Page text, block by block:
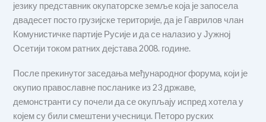
језику представник окупаторске земље која је запосела
двадесет посто грузијске територије, да је Гаврилов члан
Комунистичке партије Русије и да се налазио у Јужној
Осетији током ратних дејстава 2008. године.
После прекинутог заседања међународног форума, који је
окупио православне посланике из 23 државе,
демонстранти су почели да се окупљају испред хотела у
којем су били смештени учесници. Петоро руских